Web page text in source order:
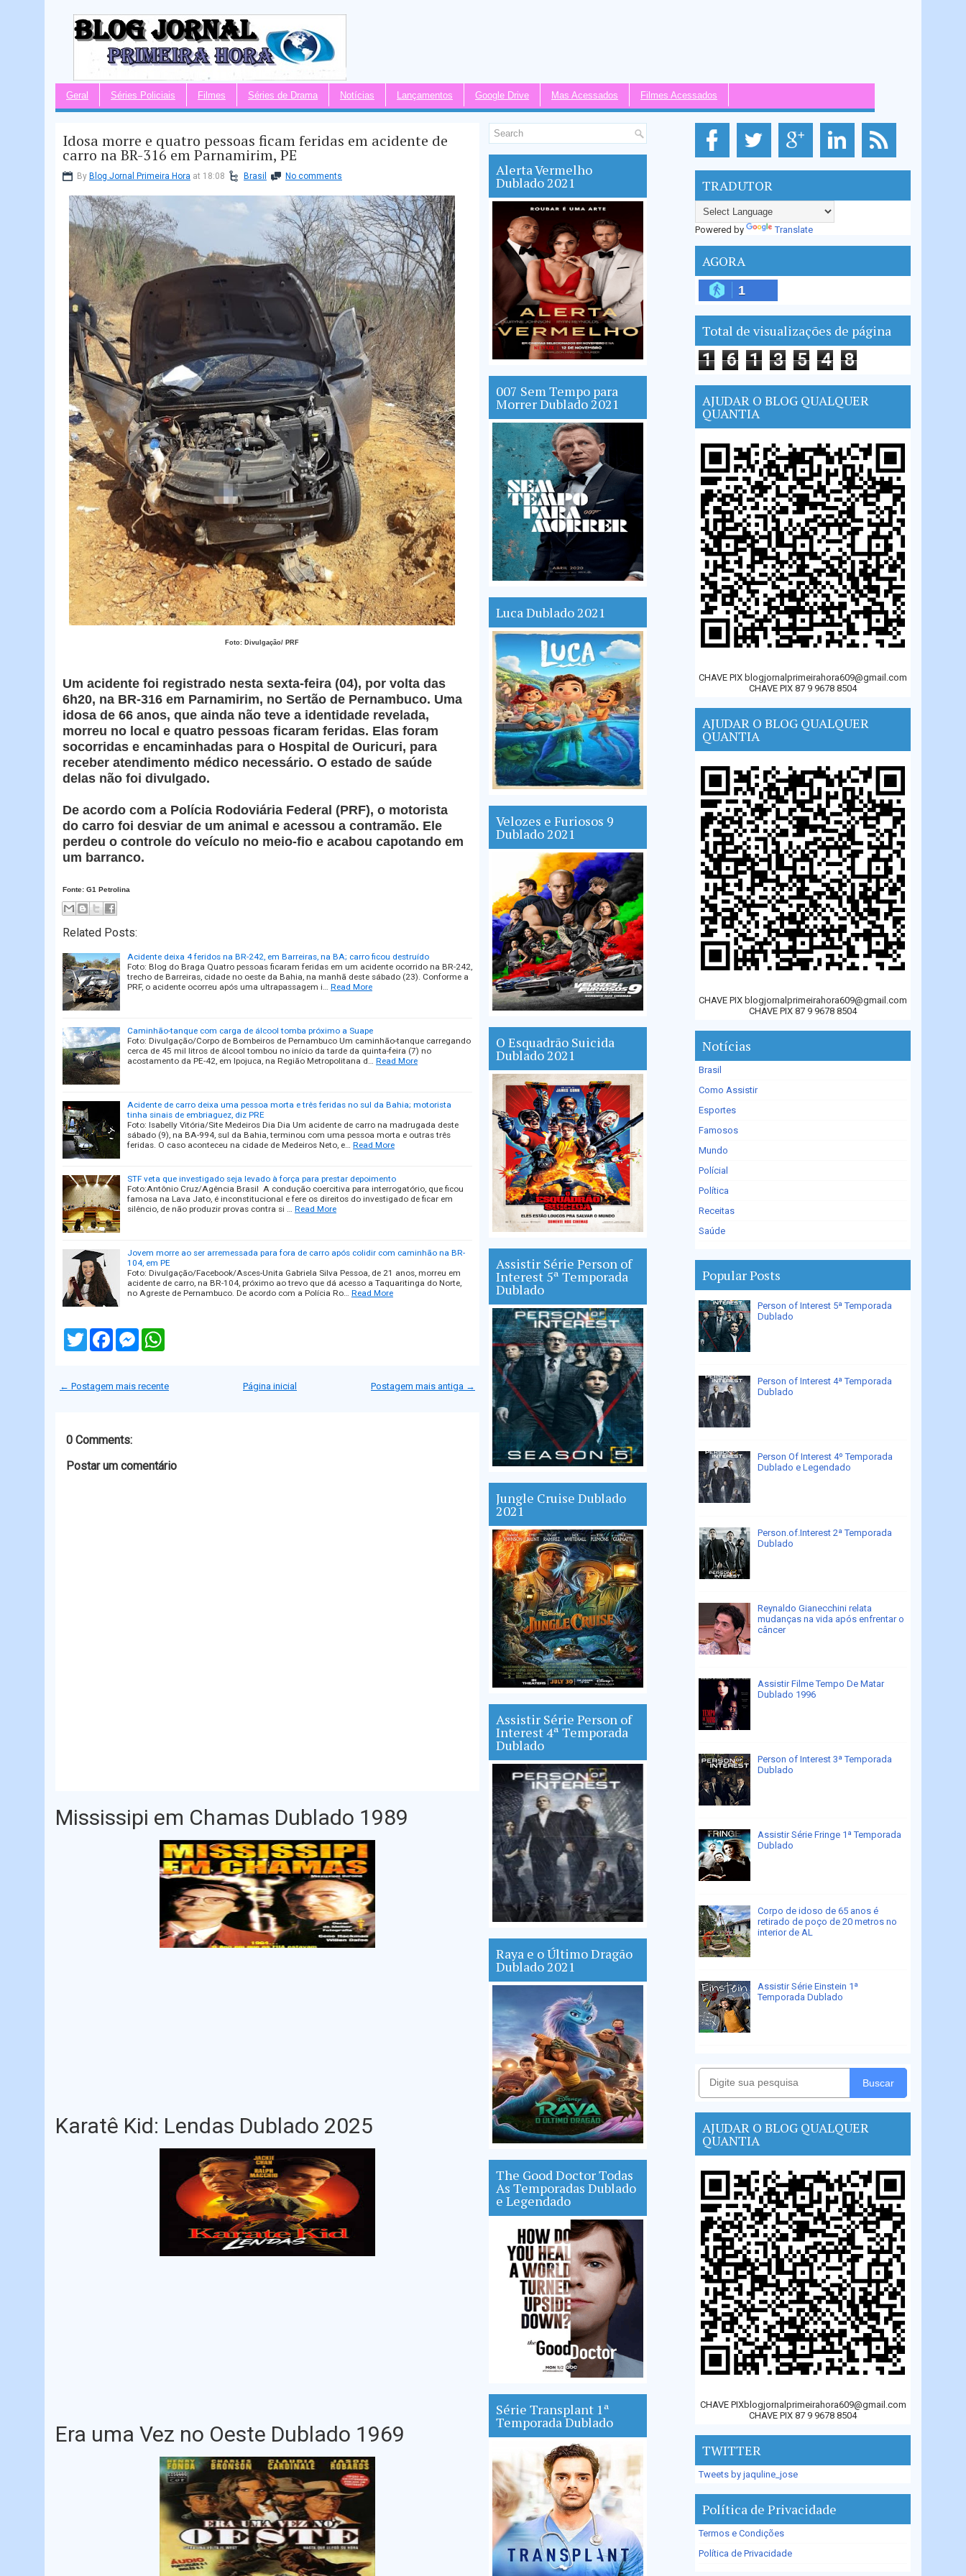
Geral Séries Policiais Filmes Séries de Drama Notícias Lançamentos Google Drive Mas Acessados Filmes Acessados
Idosa morre e quatro pessoas ficam feridas em acidente de
carro na BR-316 em Parnamirim, PE
By Blog Jornal Primeira Hora at 18:08 Brasil No comments
Foto: Divulgação/ PRF
Um acidente foi registrado nesta sexta-feira (04), por volta das
6h20, na BR-316 em Parnamirim, no Sertão de Pernambuco. Uma
idosa de 66 anos, que ainda não teve a identidade revelada,
morreu no local e quatro pessoas ficaram feridas. Elas foram
socorridas e encaminhadas para o Hospital de Ouricuri, para
receber atendimento médico necessário. O estado de saúde
delas não foi divulgado.
De acordo com a Polícia Rodoviária Federal (PRF), o motorista
do carro foi desviar de um animal e acessou a contramão. Ele
perdeu o controle do veículo no meio-fio e acabou capotando em
um barranco.
Fonte: G1 Petrolina
Related Posts:
Acidente deixa 4 feridos na BR-242, em Barreiras, na BA; carro ficou destruído
Foto: Blog do Braga Quatro pessoas ficaram feridas em um acidente ocorrido na BR-242,
trecho de Barreiras, cidade no oeste da Bahia, na manhã deste sábado (23). Conforme a
PRF, o acidente ocorreu após uma ultrapassagem i… Read More
Caminhão-tanque com carga de álcool tomba próximo a Suape
Foto: Divulgação/Corpo de Bombeiros de Pernambuco Um caminhão-tanque carregando
cerca de 45 mil litros de álcool tombou no início da tarde da quinta-feira (7) no
acostamento da PE-42, em Ipojuca, na Região Metropolitana d… Read More
Acidente de carro deixa uma pessoa morta e três feridas no sul da Bahia; motorista
tinha sinais de embriaguez, diz PRE
Foto: Isabelly Vitória/Site Medeiros Dia Dia Um acidente de carro na madrugada deste
sábado (9), na BA-994, sul da Bahia, terminou com uma pessoa morta e outras três
feridas. O caso aconteceu na cidade de Medeiros Neto, e… Read More
STF veta que investigado seja levado à força para prestar depoimento
Foto:Antônio Cruz/Agência Brasil A condução coercitiva para interrogatório, que ficou
famosa na Lava Jato, é inconstitucional e fere os direitos do investigado de ficar em
silêncio, de não produzir provas contra si … Read More
Jovem morre ao ser arremessada para fora de carro após colidir com caminhão na BR-
104, em PE
Foto: Divulgação/Facebook/Asces-Unita Gabriela Silva Pessoa, de 21 anos, morreu em
acidente de carro, na BR-104, próximo ao trevo que dá acesso a Taquaritinga do Norte,
no Agreste de Pernambuco. De acordo com a Polícia Ro… Read More
T
w
e
F
o
M
n
A
← Postagem mais recente Postagem mais antiga →
Página inicial
0 Comments:
Postar um comentário
Mississipi em Chamas Dublado 1989
Karatê Kid: Lendas Dublado 2025
Era uma Vez no Oeste Dublado 1969
Alerta Vermelho
Dublado 2021
007 Sem Tempo para
Morrer Dublado 2021
Luca Dublado 2021
Velozes e Furiosos 9
Dublado 2021
O Esquadrão Suicida
Dublado 2021
Assistir Série Person of
Interest 5ª Temporada
Dublado
Jungle Cruise Dublado
2021
Assistir Série Person of
Interest 4ª Temporada
Dublado
Raya e o Último Dragão
Dublado 2021
The Good Doctor Todas
As Temporadas Dublado
e Legendado
Série Transplant 1ª
Temporada Dublado
TRADUTOR
Powered by Translate
AGORA
1
Total de visualizações de página
1 6 1 3 5 4 8
AJUDAR O BLOG QUALQUER
QUANTIA
CHAVE PIX blogjornalprimeirahora609@gmail.com
CHAVE PIX 87 9 9678 8504
AJUDAR O BLOG QUALQUER
QUANTIA
CHAVE PIX blogjornalprimeirahora609@gmail.com
CHAVE PIX 87 9 9678 8504
Notícias
Brasil
Como Assistir
Esportes
Famosos
Mundo
Polícial
Política
Receitas
Saúde
Popular Posts
Person of Interest 5ª Temporada
Dublado
Person of Interest 4ª Temporada
Dublado
Person Of Interest 4º Temporada
Dublado e Legendado
Person.of.Interest 2ª Temporada
Dublado
Reynaldo Gianecchini relata
mudanças na vida após enfrentar o
câncer
Assistir Filme Tempo De Matar
Dublado 1996
Person of Interest 3ª Temporada
Dublado
Assistir Série Fringe 1ª Temporada
Dublado
Corpo de idoso de 65 anos é
retirado de poço de 20 metros no
interior de AL
Assistir Série Einstein 1ª
Temporada Dublado
Buscar
AJUDAR O BLOG QUALQUER
QUANTIA
CHAVE PIXblogjornalprimeirahora609@gmail.com
CHAVE PIX 87 9 9678 8504
TWITTER
Tweets by jaquline_jose
Política de Privacidade
Termos e Condições
Política de Privacidade